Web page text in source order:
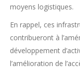
moyens logistiques.
En rappel, ces
contribueront à
développement
l’amélioration de